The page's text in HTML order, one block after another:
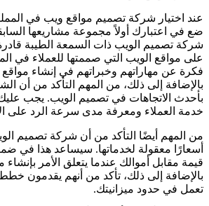
عند اختيار شركة تصميم مواقع ويب في
ضع في اعتبارك أولاً مجموعة مشاريعها
شركة تصميم الويب ذات السمعة الطيبة
على مواقع الويب التي صممتها للعملاء في
فكرة عن مهاراتهم وخبراتهم في إنشاء مواقع
بالإضافة إلى ذلك، من المهم التأكد من أن
بأحدث الاتجاهات في تصميم الويب. يجب
خدمة العملاء ومعرفة مدى سرعة الرد على
من المهم أيضًا التأكد من أن شركة تصميم
أسعارًا معقولة لخدماتها. سيساعد هذا في
قيمة مقابل أموالك عندما يتعلق الأمر
بالإضافة إلى ذلك، تأكد من أنهم يقدمون
تعمل في حدود ميزانيتك.